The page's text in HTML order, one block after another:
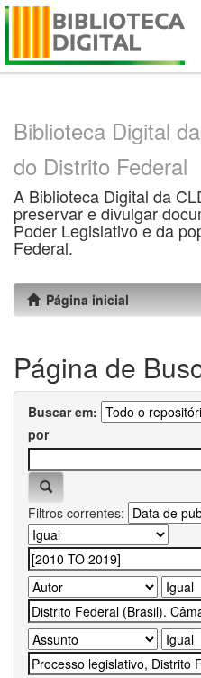
Skip
Biblioteca Digital
do Distrito Federal
A Biblioteca Digital da
preservar e divulgar
Poder Legislativo e da
Federal.
Página inicial
Página de
Buscar em:
por
Filtros correntes: